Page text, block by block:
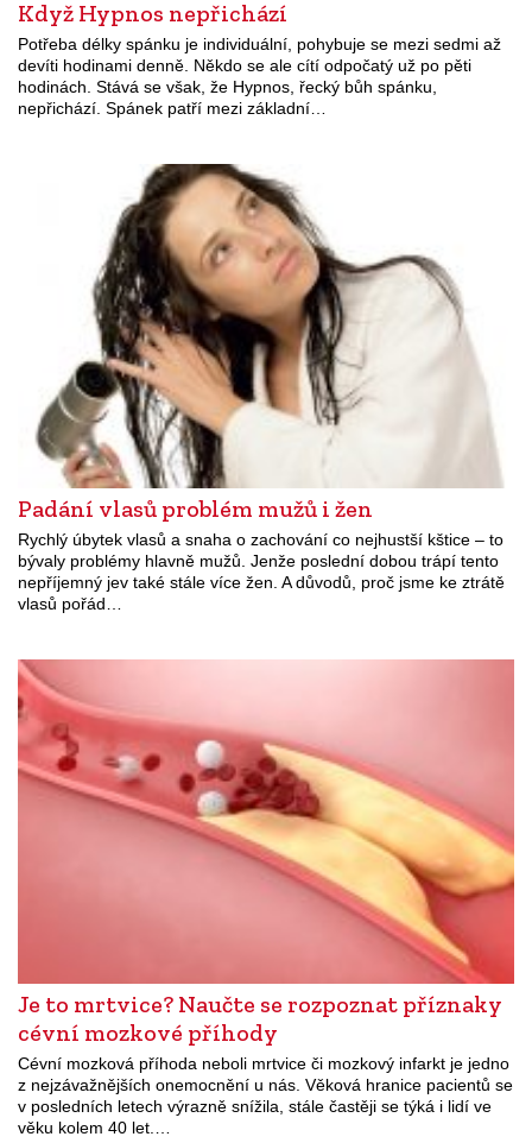
Když Hypnos nepřichází
Potřeba délky spánku je individuální, pohybuje se mezi sedmi až
devíti hodinami denně. Někdo se ale cítí odpočatý už po pěti
hodinách. Stává se však, že Hypnos, řecký bůh spánku,
nepřichází. Spánek patří mezi základní…
Padání vlasů problém mužů i žen
Rychlý úbytek vlasů a snaha o zachování co nejhustší kštice – to
bývaly problémy hlavně mužů. Jenže poslední dobou trápí tento
nepříjemný jev také stále více žen. A důvodů, proč jsme ke ztrátě
vlasů pořád…
Je to mrtvice? Naučte se rozpoznat příznaky
cévní mozkové příhody
Cévní mozková příhoda neboli mrtvice či mozkový infarkt je jedno
z nejzávažnějších onemocnění u nás. Věková hranice pacientů se
v posledních letech výrazně snížila, stále častěji se týká i lidí ve
věku kolem 40 let.…